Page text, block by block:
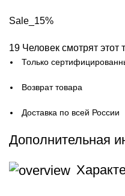
Sale_15%
19 Человек смотрят этот
Только
Возврат товара
Доставка по всей России
Дополнительная